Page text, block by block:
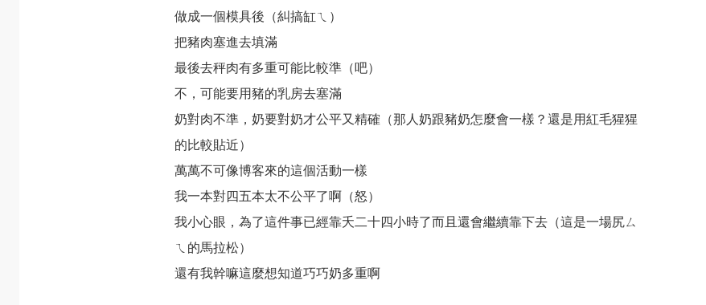
做成一個模具後（糾搞缸ㄟ）
把豬肉塞進去填滿
最後去秤肉有多重可能比較準（吧）
不，可能要用豬的乳房去塞滿
奶對肉不準，奶要對奶才公平又精確（那人奶跟豬奶怎麼會一樣？還是用紅毛猩猩
的比較貼近）
萬萬不可像博客來的這個活動一樣
我一本對四五本太不公平了啊（怒）
我小心眼，為了這件事已經靠夭二十四小時了而且還會繼續靠下去（這是一場尻ㄙ
ㄟ的馬拉松）
還有我幹嘛這麼想知道巧巧奶多重啊